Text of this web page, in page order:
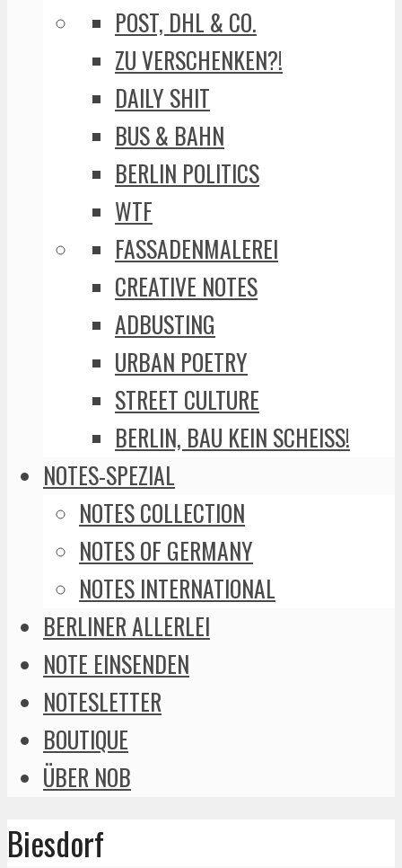
POST, DHL & CO.
ZU VERSCHENKEN?!
DAILY SHIT
BUS & BAHN
BERLIN POLITICS
WTF
FASSADENMALEREI
CREATIVE NOTES
ADBUSTING
URBAN POETRY
STREET CULTURE
BERLIN, BAU KEIN SCHEISS!
NOTES-SPEZIAL
NOTES COLLECTION
NOTES OF GERMANY
NOTES INTERNATIONAL
BERLINER ALLERLEI
NOTE EINSENDEN
NOTESLETTER
BOUTIQUE
ÜBER NOB
Biesdorf